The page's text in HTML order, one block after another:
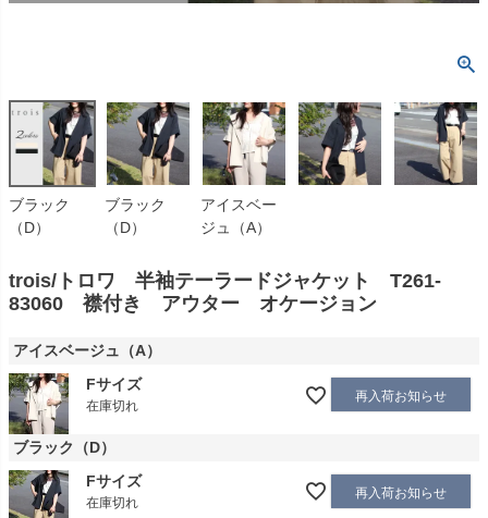
ブラック
（D）
ブラック
（D）
アイスベー
ジュ（A）
trois/トロワ 半袖テーラードジャケット T261-
83060 襟付き アウター オケージョン
アイスベージュ（A）
Fサイズ
在庫切れ
再入荷お知らせ
ブラック（D）
Fサイズ
在庫切れ
再入荷お知らせ